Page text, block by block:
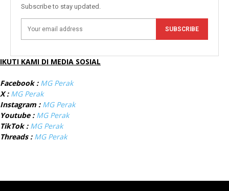
Subscribe to stay updated.
SUBSCRIBE
IKUTI KAMI DI MEDIA SOSIAL
Facebook : MG Perak
X : MG Perak
Instagram : MG Perak
Youtube : MG Perak
TikTok : MG Perak
Threads : MG Perak